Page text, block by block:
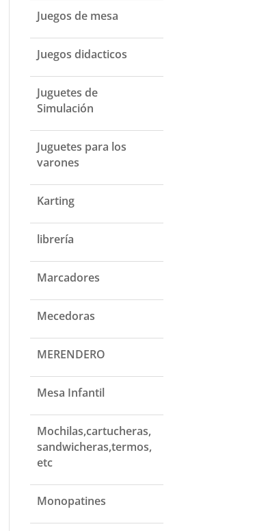
Juegos de mesa
Juegos didacticos
Juguetes de
Simulación
Juguetes para los
varones
Karting
librería
Marcadores
Mecedoras
MERENDERO
Mesa Infantil
Mochilas,cartucheras,
sandwicheras,termos,
etc
Monopatines